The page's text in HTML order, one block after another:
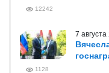
12242
7
1128